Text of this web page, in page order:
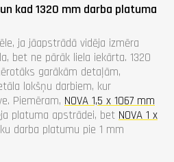
kad 1320 mm darba platuma
ja jāapstrādā vidēja izmēra
bet ne pārāk liela iekārta. 1320
garākām detaļām,
lokšņu darbiem, kur
Piemēram, NOVA 1,5 x 1067 mm
platuma apstrādei, bet NOVA 1 x
darba platumu pie 1 mm